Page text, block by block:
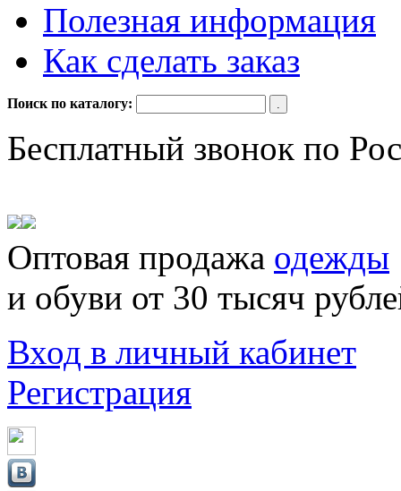
Полезная информация
Как сделать заказ
Поиск по каталогу:
Бесплатный звонок по
Оптовая продажа одежды
и обуви от 30 тысяч
Вход в личный кабинет
Регистрация